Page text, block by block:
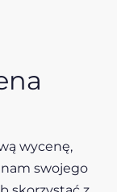
wycenę,
swojego